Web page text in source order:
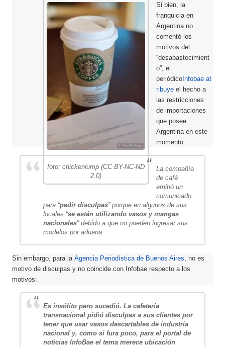
foto: chickenlump (CC BY-NC-ND
2.0)
Si bien, la
franquicia en
Argentina no
comentó los
motivos del
“desabastecimient
o”, el
periódico Infobae at
ribuye el hecho a
las restricciones
de importaciones
que posee
Argentina en este
momento.
La compañía
de café
emitió un
comunicado
para “pedir disculpas” porque en algunos de sus
locales “se están utilizando vasos y mangas
nacionales” debido a que no pueden ingresar sus
modelos por aduana
Sin embargo, para laAgencia Periodística de Buenos Aires , no es
motivo de disculpas y no coincide con Infobae respecto a los
motivos:
Es insólito pero sucedió. La cafetería
transnacional pidió disculpas a sus clientes por
tener que usar vasos descartables de industria
nacional y, como si fura poco, para el portal de
noticias InfoBae el tema merece ubicación